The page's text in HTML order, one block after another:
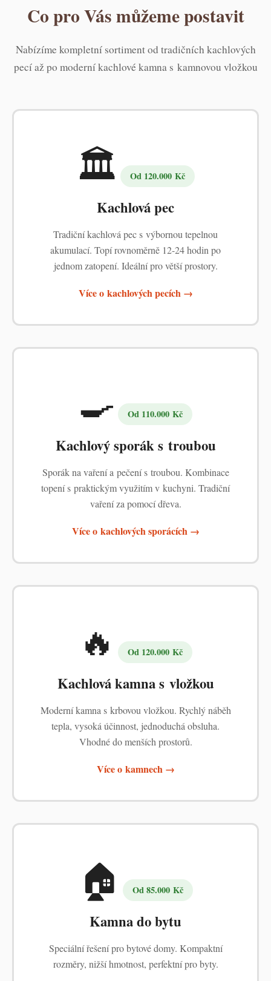
Co pro Vás můžeme postavit
Nabízíme kompletní sortiment od tradičních kachlových
pecí až po moderní kachlové kamna s kamnovou vložkou
🏛️ Od 120.000 Kč
Kachlová pec
Tradiční kachlová pec s výbornou tepelnou
akumulací. Topí rovnoměrně 12-24 hodin po
jednom zatopení. Ideální pro větší prostory.
Více o kachlových pecích →
🍳 Od 110.000 Kč
Kachlový sporák s troubou
Sporák na vaření a pečení s troubou. Kombinace
topení s praktickým využitím v kuchyni. Tradiční
vaření za pomocí dřeva.
Více o kachlových sporácích →
🔥 Od 120.000 Kč
Kachlová kamna s vložkou
Moderní kamna s krbovou vložkou. Rychlý náběh
tepla, vysoká účinnost, jednoduchá obsluha.
Vhodné do menších prostorů.
Více o kamnech →
🏠 Od 85.000 Kč
Kamna do bytu
Speciální řešení pro bytové domy. Kompaktní
rozměry, nižší hmotnost, perfektní pro byty.